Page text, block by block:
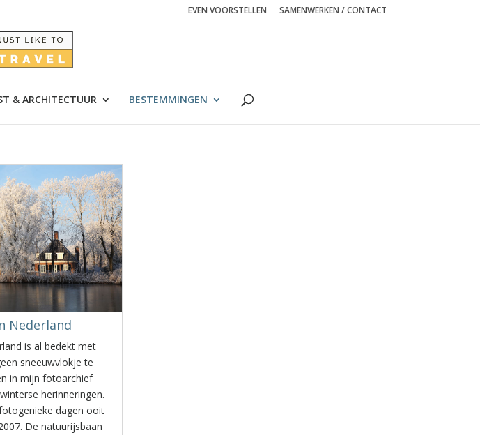
EVEN VOORSTELLEN SAMENWERKEN / CONTACT
& ARCHITECTUUR BESTEMMINGEN
Nederland
is al bedekt met
sneeuwvlokje te
in mijn fotoarchief
herinneringen.
dagen ooit
De natuurijsbaan